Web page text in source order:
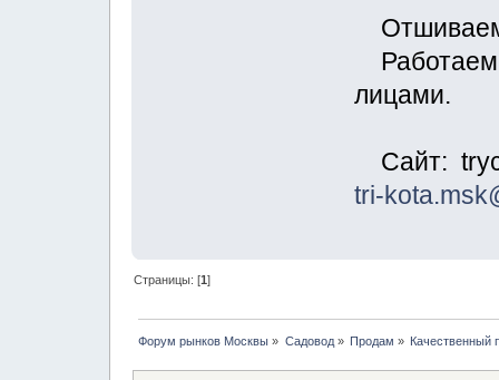
Отшиваем
Работаем
лицами.
Сайт:
tri-
Страницы: [1]
Форум рынков Москвы » Садовод» Продам » Качественный